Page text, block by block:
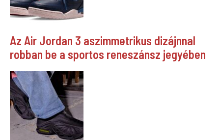
Az Air Jordan 3 aszimmetrikus dizájnnal
robban be a sportos reneszánsz jegyében